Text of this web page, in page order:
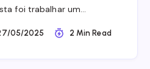
foi trabalhar um…
05/2025 2 Min Read